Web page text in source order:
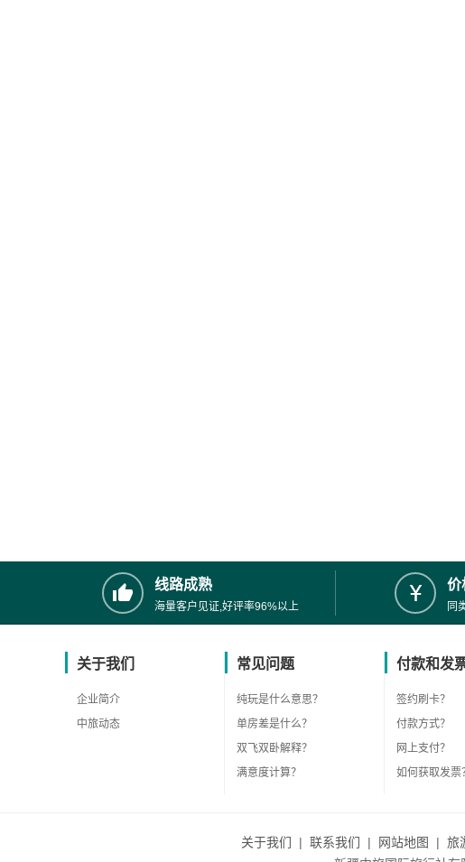
线路成熟
海量客户见证,好评率96%以上
价
同
关于我们
企业简介
中旅动态
常见问题
纯玩是什么意思？
单房差是什么？
双飞双卧解释？
满意度计算？
付款和发
签约刷卡？
付款方式？
网上支付？
如何获取发票
关于我们 | 联系我们 | 网站地图 | 旅